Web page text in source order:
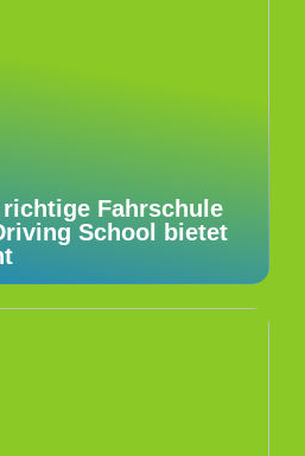
Fahrschule
School bietet